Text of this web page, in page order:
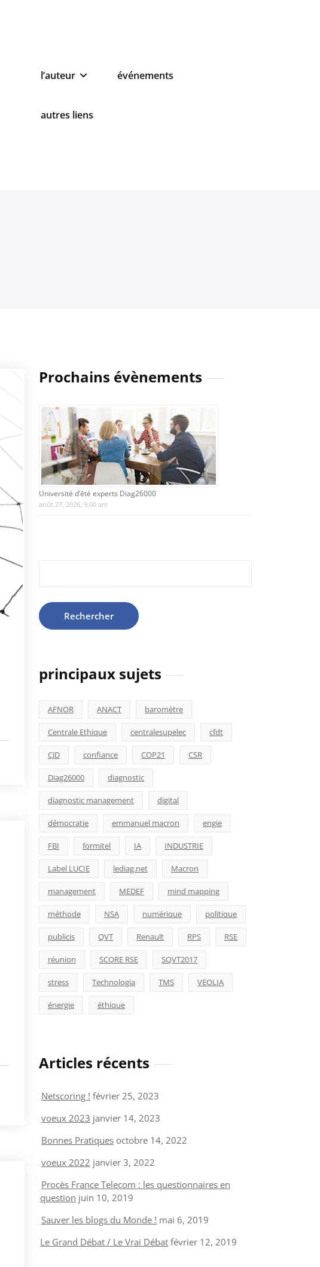
l’auteur événements
autres liens
Prochains évènements
Université d’été experts Diag26000
août 27, 2026, 9:00 am
principaux sujets
AFNOR ANACT baromètre
Centrale Ethique centralesupelec cfdt
CJD confiance COP21 CSR
Diag26000 diagnostic
diagnostic management digital
démocratie emmanuel macron engie
FBI formitel IA INDUSTRIE
Label LUCIE lediag.net Macron
management MEDEF mind mapping
méthode NSA numérique politique
publicis QVT Renault RPS RSE
réunion SCORE RSE SQVT2017
stress Technologia TMS VEOLIA
énergie éthique
Articles récents
Netscoring ! février 25, 2023
voeux 2023 janvier 14, 2023
Bonnes Pratiques octobre 14, 2022
voeux 2022 janvier 3, 2022
Procès France Telecom : les questionnaires en
question juin 10, 2019
Sauver les blogs du Monde ! mai 6, 2019
Le Grand Débat / Le Vrai Débat février 12, 2019